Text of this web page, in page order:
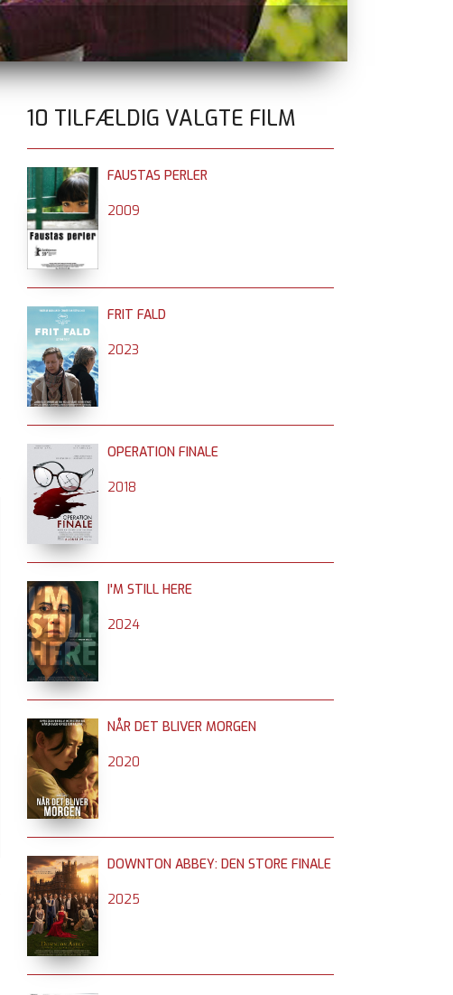
10 TILFÆLDIG VALGTE FILM
FAUSTAS PERLER
2009
FRIT FALD
2023
OPERATION FINALE
2018
I'M STILL HERE
2024
NÅR DET BLIVER MORGEN
2020
DOWNTON ABBEY: DEN STORE FINALE
2025